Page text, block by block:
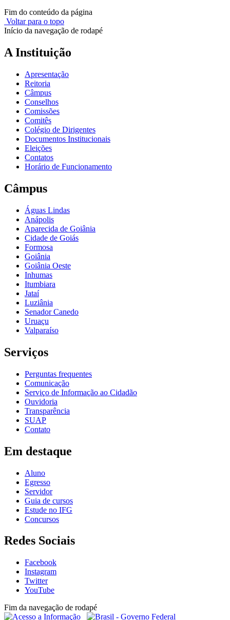
Fim do conteúdo da página
Voltar para o topo
Início da navegação de rodapé
A Instituição
Apresentação
Reitoria
Câmpus
Conselhos
Comissões
Comitês
Colégio de Dirigentes
Documentos Institucionais
Eleições
Contatos
Horário de Funcionamento
Câmpus
Águas Lindas
Anápolis
Aparecida de Goiânia
Cidade de Goiás
Formosa
Goiânia
Goiânia Oeste
Inhumas
Itumbiara
Jataí
Luziânia
Senador Canedo
Uruaçu
Valparaíso
Serviços
Perguntas frequentes
Comunicação
Serviço de Informação ao Cidadão
Ouvidoria
Transparência
SUAP
Contato
Em destaque
Aluno
Egresso
Servidor
Guia de cursos
Estude no IFG
Concursos
Redes Sociais
Facebook
Instagram
Twitter
YouTube
Fim da navegação de rodapé